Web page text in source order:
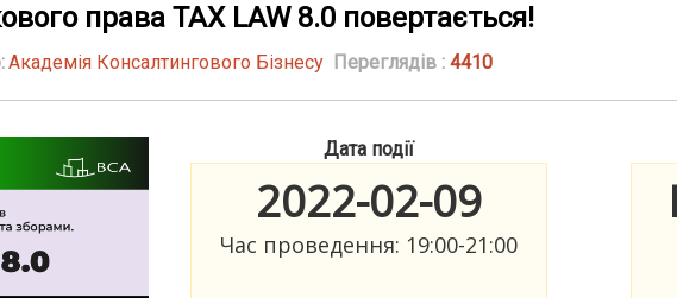
права TAX LAW 8.0 повертається!
Академія Консалтингового Бізнесу Переглядів : 4410
Дата події
2022-02-09
Час проведення: 19:00-21:00